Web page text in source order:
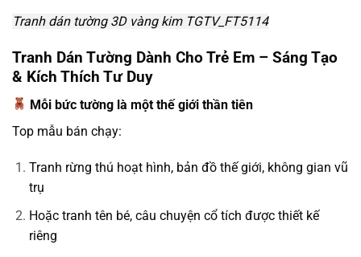
Tranh dán tường 3D vàng kim TGTV_FT5114
Tranh Dán Tường Dành Cho Trẻ Em – Sáng Tạo
& Kích Thích Tư Duy
Mỗi bức tường là một thế giới thần tiên
Top mẫu bán chạy:
Tranh rừng thú hoạt hình, bản đồ thế giới, không gian vũ
trụ
Hoặc tranh tên bé, câu chuyện cổ tích được thiết kế
riêng